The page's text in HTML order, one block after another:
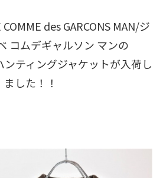
des GARCONS MAN/ジ
コムデギャルソン マンの
ンティングジャケットが入荷し
ました！！